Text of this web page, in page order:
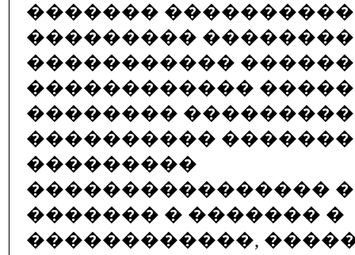
������� ����������
���������
�����������
������������
��������
����������
���������
����������������
������� � ������� �
������������,